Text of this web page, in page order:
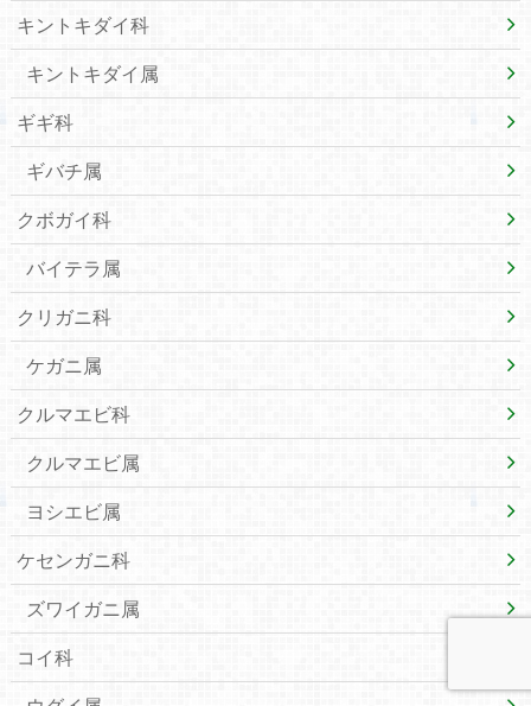
キントキダイ科
キントキダイ属
ギギ科
ギバチ属
クボガイ科
バイテラ属
クリガニ科
ケガニ属
クルマエビ科
クルマエビ属
ヨシエビ属
ケセンガニ科
ズワイガニ属
コイ科